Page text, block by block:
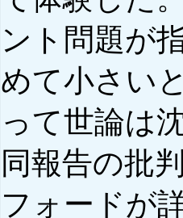
ント問題が
めて小さい
って世論は
同報告の批
フォードが